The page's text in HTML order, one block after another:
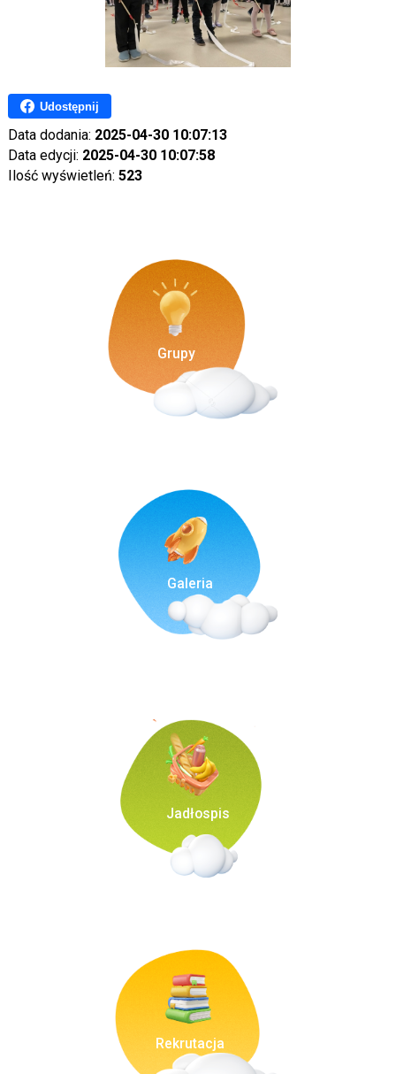
Udostępnij
Data dodania: 2025-04-30 10:07:13
Data edycji: 2025-04-30 10:07:58
Ilość wyświetleń: 523
Grupy
Galeria
Jadłospis
Rekrutacja